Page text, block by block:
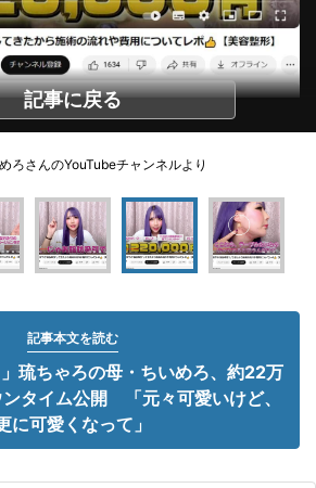
記事に戻る
ろさんのYouTubeチャンネルより
記事本文を読む
琉ちゃろの母・ちいめろ、約22万
タイム公開 「元々可愛いけど、
に可愛くなって」